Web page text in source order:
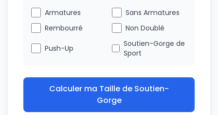
Armatures
Sans Armatures
Rembourré
Non Doublé
Push-Up
Soutien-Gorge de
Sport
Calculer ma Taille de Soutien-
Gorge